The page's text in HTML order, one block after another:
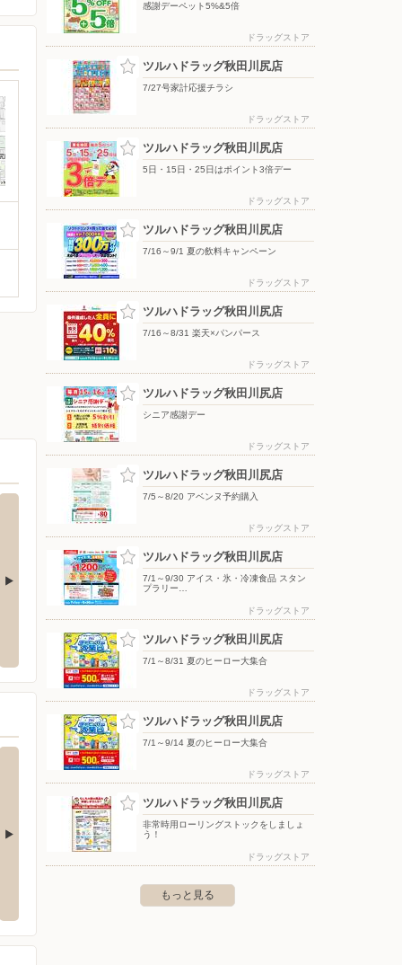
サヒ秋田中央店
北4丁目3-2
スーパードラッグアサヒExpress秋田勝
平店
〒010-1604 秋田県秋田市新屋松美町11番38号
山店
４番２１号 〒010-0965 秋田市八橋新川向８－３０
感謝デーペット5%&5倍
ドラッグストア
ツルハドラッグ秋田川尻店
7/27号家計応援チラシ
ドラッグストア
ツルハドラッグ秋田川尻店
5日・15日・25日はポイント3倍デー
ドラッグストア
ツルハドラッグ秋田川尻店
7/16～9/1 夏の飲料キャンペーン
ドラッグストア
ツルハドラッグ秋田川尻店
7/16～8/31 楽天×パンパース
ドラッグストア
ツルハドラッグ秋田川尻店
シニア感謝デー
ドラッグストア
ツルハドラッグ秋田川尻店
7/5～8/20 アベンヌ予約購入
ドラッグストア
ツルハドラッグ秋田川尻店
7/1～9/30 アイス・氷・冷凍食品 スタン
プラリー…
ドラッグストア
ツルハドラッグ秋田川尻店
7/1～8/31 夏のヒーロー大集合
ドラッグストア
ツルハドラッグ秋田川尻店
7/1～9/14 夏のヒーロー大集合
ドラッグストア
ツルハドラッグ秋田川尻店
非常時用ローリングストックをしましょ
う！
ドラッグストア
もっと見る